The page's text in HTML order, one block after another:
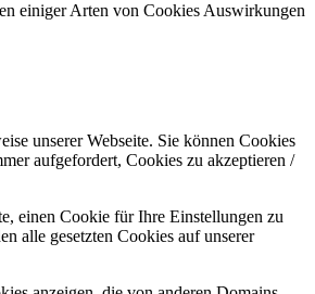
einiger Arten von Cookies Auswirkungen
unserer Webseite. Sie können Cookies
aufgefordert, Cookies zu akzeptieren /
einen Cookie für Ihre Einstellungen zu
alle gesetzten Cookies auf unserer